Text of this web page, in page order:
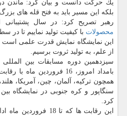
یك حركت دانست و بیان كرد: ماندن
بلكه این مسیر باید به فتح قله های
رهبر تصریح كرد: در سال پشتیبانی از
محصولات با كیفیت تولید نماییم تا در
این نمایشگاه نمایش قدرت علمی است و
از علم، به تولید ثروت برسیم.
همچون تركیه، آلمان، چین، آمریكا،
سنگاپور و كره جنوبی در نمایشگاه
كرد.